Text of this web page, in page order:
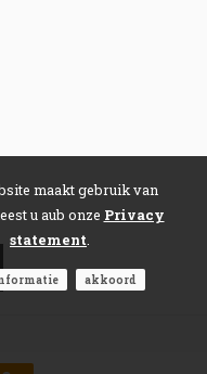
by Picture Pack
maakt gebruik van
u aub onze Privacy
statement
akkoord